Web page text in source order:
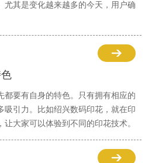
尤其是变化越来越多的今天，用户确
都要有自身的特色。只有拥有相应的
吸引力。比如绍兴数码印花，就在印
大家可以体验到不同的印花技术。